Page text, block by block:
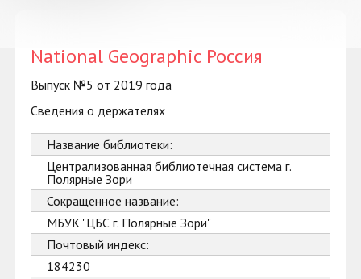
National Geographic Россия
Выпуск №5 от 2019 года
Сведения о держателях
Название библиотеки:
Централизованная библиотечная система г.
Полярные Зори
Сокращенное название:
МБУК "ЦБС г. Полярные Зори"
Почтовый индекс:
184230